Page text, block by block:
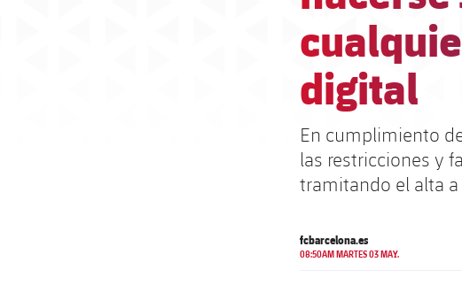
digital
En cumplimiento
las restricciones y
tramitando el alta
fcbarcelona.es
08:50AM MARTES 03 MAY.